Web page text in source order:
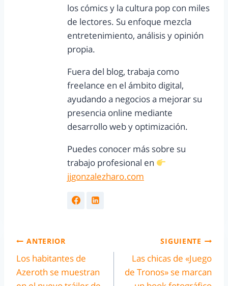
los cómics y la cultura pop con miles
de lectores. Su enfoque mezcla
entretenimiento, análisis y opinión
propia.
Fuera del blog, trabaja como
freelance en el ámbito digital,
ayudando a negocios a mejorar su
presencia online mediante
desarrollo web y optimización.
Puedes conocer más sobre su
trabajo profesional en
jjgonzalezharo.com
ANTERIOR
Los habitantes de
Azeroth se muestran
SIGUIENTE
Las chicas de «Juego
de Tronos» se marcan